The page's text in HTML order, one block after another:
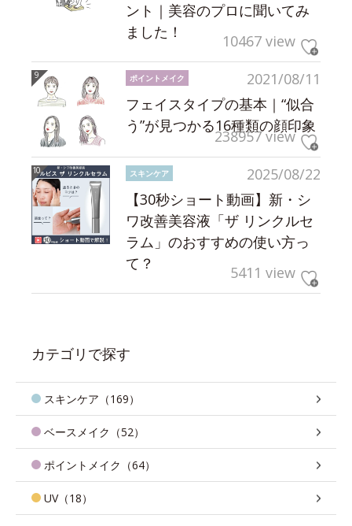
ント｜美容のプロに聞いてみ
ました！
10467 view
2021/08/11
ポイントメイク
フェイスタイプの基本｜“似合
う”が見つかる16種類の顔印象
238957 view
2025/08/22
スキンケア
【30秒ショート動画】新・シ
ワ改善美容液「ザ リンクルセ
ラム」のおすすめの使い方っ
て？
5411 view
カテゴリで探す
スキンケア（169）
ベースメイク（52）
ポイントメイク（64）
UV（18）